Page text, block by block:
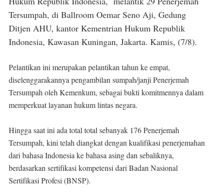
Tersumpah, di Ballroom Oemar Seno Aji, Gedung
Ditjen AHU, kantor Kementrian Hukum Republik
Indonesia, Kawasan Kuningan, Jakarta. Kamis, (7/8).
Pelantikan ini merupakan pelantikan tahun ke empat,
diselenggarakannya pengambilan sumpah/janji Penerjemah
Tersumpah oleh Kemenkum, sebagai bukti komitmennya dalam
memperkuat layanan hukum lintas negara.
Hingga saat ini ada total total sebanyak 176 Penerjemah
Tersumpah, kini telah diangkat dengan kualifikasi penerjemahan
dari bahasa Indonesia ke bahasa asing dan sebaliknya,
berdasarkan sertifikasi kompetensi dari Badan Nasional
Sertifikasi Profesi (BNSP).